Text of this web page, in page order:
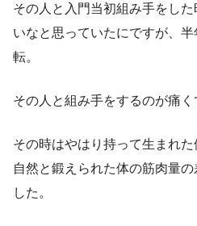
その人と入門当初組み手をし
いなと思っていたにですが、
転。
その人と組み手をするのが痛く
その時はやはり持って生まれ
自然と鍛えられた体の筋肉量
した。